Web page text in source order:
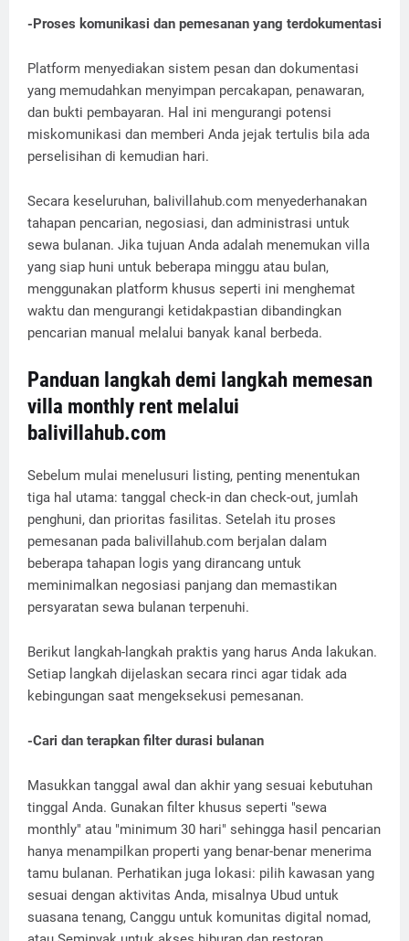
-Proses komunikasi dan pemesanan yang terdokumentasi
Platform menyediakan sistem pesan dan dokumentasi
yang memudahkan menyimpan percakapan, penawaran,
dan bukti pembayaran. Hal ini mengurangi potensi
miskomunikasi dan memberi Anda jejak tertulis bila ada
perselisihan di kemudian hari.
Secara keseluruhan, balivillahub.com menyederhanakan
tahapan pencarian, negosiasi, dan administrasi untuk
sewa bulanan. Jika tujuan Anda adalah menemukan villa
yang siap huni untuk beberapa minggu atau bulan,
menggunakan platform khusus seperti ini menghemat
waktu dan mengurangi ketidakpastian dibandingkan
pencarian manual melalui banyak kanal berbeda.
Panduan langkah demi langkah memesan
villa monthly rent melalui
balivillahub.com
Sebelum mulai menelusuri listing, penting menentukan
tiga hal utama: tanggal check-in dan check-out, jumlah
penghuni, dan prioritas fasilitas. Setelah itu proses
pemesanan pada balivillahub.com berjalan dalam
beberapa tahapan logis yang dirancang untuk
meminimalkan negosiasi panjang dan memastikan
persyaratan sewa bulanan terpenuhi.
Berikut langkah-langkah praktis yang harus Anda lakukan.
Setiap langkah dijelaskan secara rinci agar tidak ada
kebingungan saat mengeksekusi pemesanan.
-Cari dan terapkan filter durasi bulanan
Masukkan tanggal awal dan akhir yang sesuai kebutuhan
tinggal Anda. Gunakan filter khusus seperti "sewa
monthly" atau "minimum 30 hari" sehingga hasil pencarian
hanya menampilkan properti yang benar-benar menerima
tamu bulanan. Perhatikan juga lokasi: pilih kawasan yang
sesuai dengan aktivitas Anda, misalnya Ubud untuk
suasana tenang, Canggu untuk komunitas digital nomad,